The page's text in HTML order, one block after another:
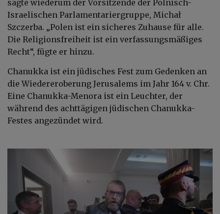
sagte wiederum der Vorsitzende der Polnisch-
Israelischen Parlamentariergruppe, Michał
Szczerba. „Polen ist ein sicheres Zuhause für alle.
Die Religionsfreiheit ist ein verfassungsmäßiges
Recht“, fügte er hinzu.
Chanukka ist ein jüdisches Fest zum Gedenken an
die Wiedereroberung Jerusalems im Jahr 164 v. Chr.
Eine Chanukka-Menora ist ein Leuchter, der
während des achttägigen jüdischen Chanukka-
Festes angezündet wird.